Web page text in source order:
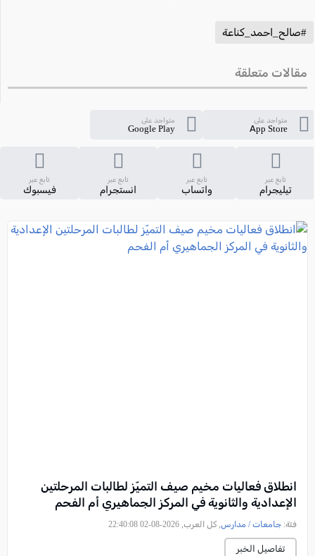
#صالح_احمد_كناعة
مقالات متعلقة
متواجد على
App Store
متواجد على
Google Play
تابع عبر
تيليجرام
تابع عبر
واتساب
تابع عبر
انستجرام
تابع عبر
فيسبوك
انطلاق فعاليات مخيم صيف التميّز لطالبات المرحلتين
الإعدادية والثانوية في المركز الجماهيري أم الفحم
فئة: جامعات / مدارس , كل العرب, 2026-08-02 22:40:08
تفاصيل الخبر